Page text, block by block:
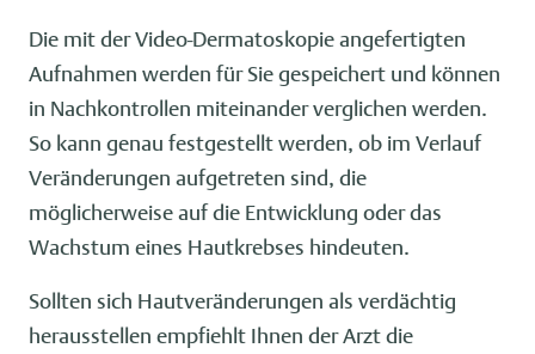
Die mit der Video-Dermatoskopie angefertigten
Aufnahmen werden für Sie gespeichert und können
in Nachkontrollen miteinander verglichen werden.
So kann genau festgestellt werden, ob im Verlauf
Veränderungen aufgetreten sind, die
möglicherweise auf die Entwicklung oder das
Wachstum eines Hautkrebses hindeuten.
Sollten sich Hautveränderungen als verdächtig
herausstellen empfiehlt Ihnen der Arzt die